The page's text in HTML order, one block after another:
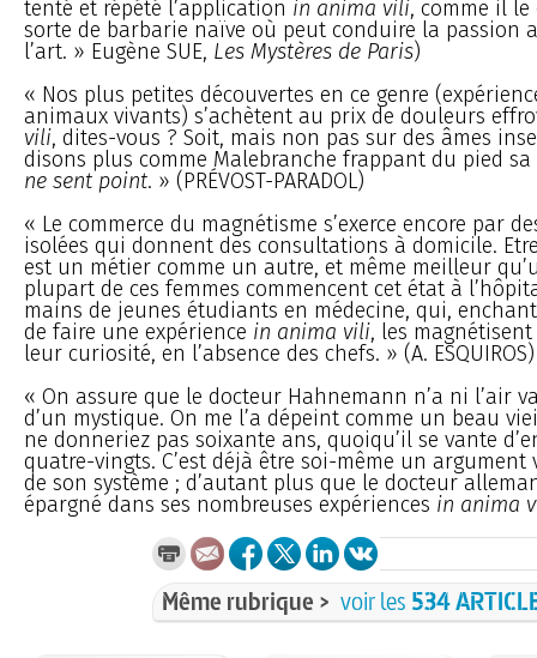
tenté et répété l’application in anima vili, comme il
sorte de barbarie naïve où peut conduire la passion
l’art. » Eugène SUE, Les Mystères de Paris)
« Nos plus petites découvertes en ce genre
animaux vivants) s’achètent au prix de douleurs
vili, dites-vous ? Soit, mais non pas sur des âmes
disons plus comme Malebranche frappant du pied
ne sent point. » (PRÉVOST-PARADOL)
« Le commerce du magnétisme s’exerce encore par
isolées qui donnent des consultations à domicile.
est un métier comme un autre, et même meilleur
plupart de ces femmes commencent cet état à
mains de jeunes étudiants en médecine, qui,
de faire une expérience in anima vili, les
leur curiosité, en l’absence des chefs. » (A. ESQUIROS)
« On assure que le docteur Hahnemann n’a ni l’air
d’un mystique. On me l’a dépeint comme un beau
ne donneriez pas soixante ans, quoiqu’il se vante
quatre-vingts. C’est déjà être soi-même un
de son système ; d’autant plus que le docteur
épargné dans ses nombreuses expériences in anima
Même rubrique > voir les 534